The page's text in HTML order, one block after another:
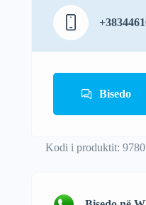
Bisedo
Kodi i produktit: 9780